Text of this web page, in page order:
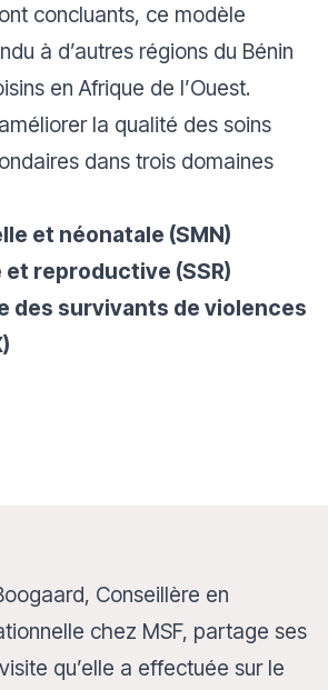
concluants, ce modèle
à d’autres régions du Bénin
en Afrique de l’Ouest.
la qualité des soins
dans trois domaines
et néonatale (SMN)
reproductive (SSR)
des survivants de violences
Conseillère en
chez MSF, partage ses
qu’elle a effectuée sur le